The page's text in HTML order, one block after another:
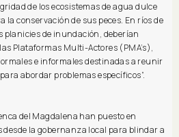
de los ecosistemas de agua dulce
la conservación de sus peces. En ríos de
planicies de inundación, deberían
Plataformas Multi-Actores (PMA’s),
e informales destinadas a reunir
abordar problemas específicos”.
del Magdalena han puesto en
la gobernanza local para blindar a